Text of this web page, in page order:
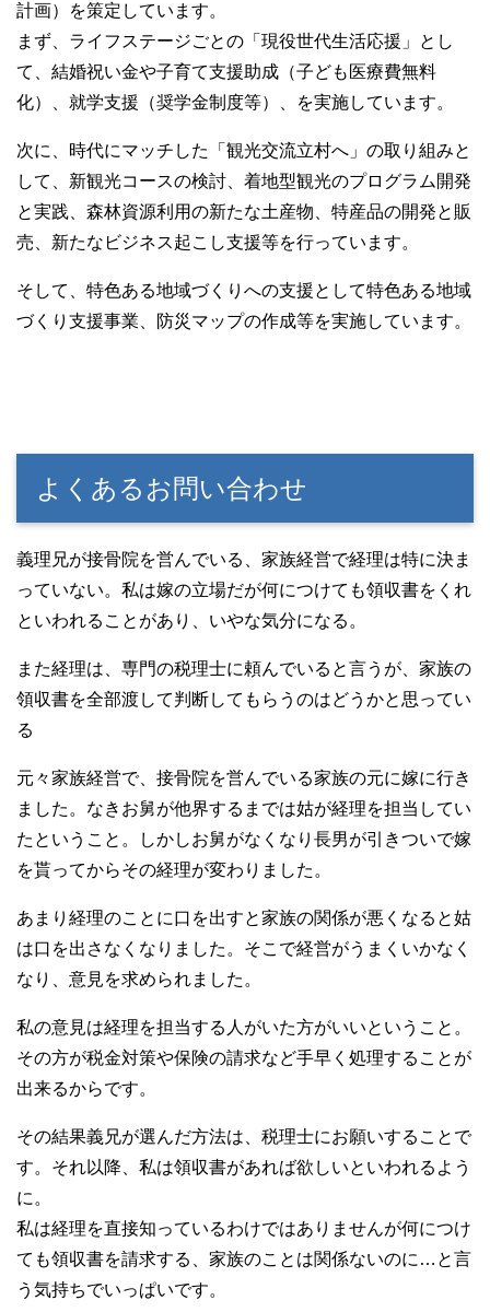
計画）を策定しています。
まず、ライフステージごとの「現役世代生活応援」とし
て、結婚祝い金や子育て支援助成（子ども医療費無料
化）、就学支援（奨学金制度等）、を実施しています。
次に、時代にマッチした「観光交流立村へ」の取り組みと
して、新観光コースの検討、着地型観光のプログラム開発
と実践、森林資源利用の新たな土産物、特産品の開発と販
売、新たなビジネス起こし支援等を行っています。
そして、特色ある地域づくりへの支援として特色ある地域
づくり支援事業、防災マップの作成等を実施しています。
よくあるお問い合わせ
義理兄が接骨院を営んでいる、家族経営で経理は特に決ま
っていない。私は嫁の立場だが何につけても領収書をくれ
といわれることがあり、いやな気分になる。
また経理は、専門の税理士に頼んでいると言うが、家族の
領収書を全部渡して判断してもらうのはどうかと思ってい
る
元々家族経営で、接骨院を営んでいる家族の元に嫁に行き
ました。なきお舅が他界するまでは姑が経理を担当してい
たということ。しかしお舅がなくなり長男が引きついで嫁
を貰ってからその経理が変わりました。
あまり経理のことに口を出すと家族の関係が悪くなると姑
は口を出さなくなりました。そこで経営がうまくいかなく
なり、意見を求められました。
私の意見は経理を担当する人がいた方がいいということ。
その方が税金対策や保険の請求など手早く処理することが
出来るからです。
その結果義兄が選んだ方法は、税理士にお願いすることで
す。それ以降、私は領収書があれば欲しいといわれるよう
に。
私は経理を直接知っているわけではありませんが何につけ
ても領収書を請求する、家族のことは関係ないのに…と言
う気持ちでいっぱいです。